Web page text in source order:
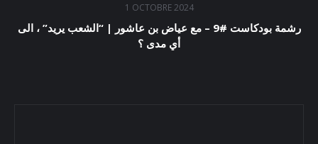
1 OCTOBRE 2024
رشمة بودكاست #9 – مع عياض بن عاشور | “الشعب يريد” ، الى
أي مدى ؟